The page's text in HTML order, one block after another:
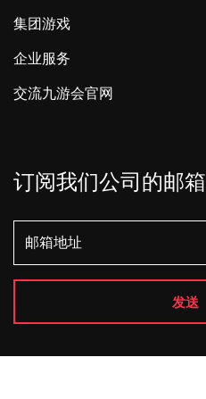
集团游戏
企业服务
交流九游会官网
订阅我们公司的邮箱
发送